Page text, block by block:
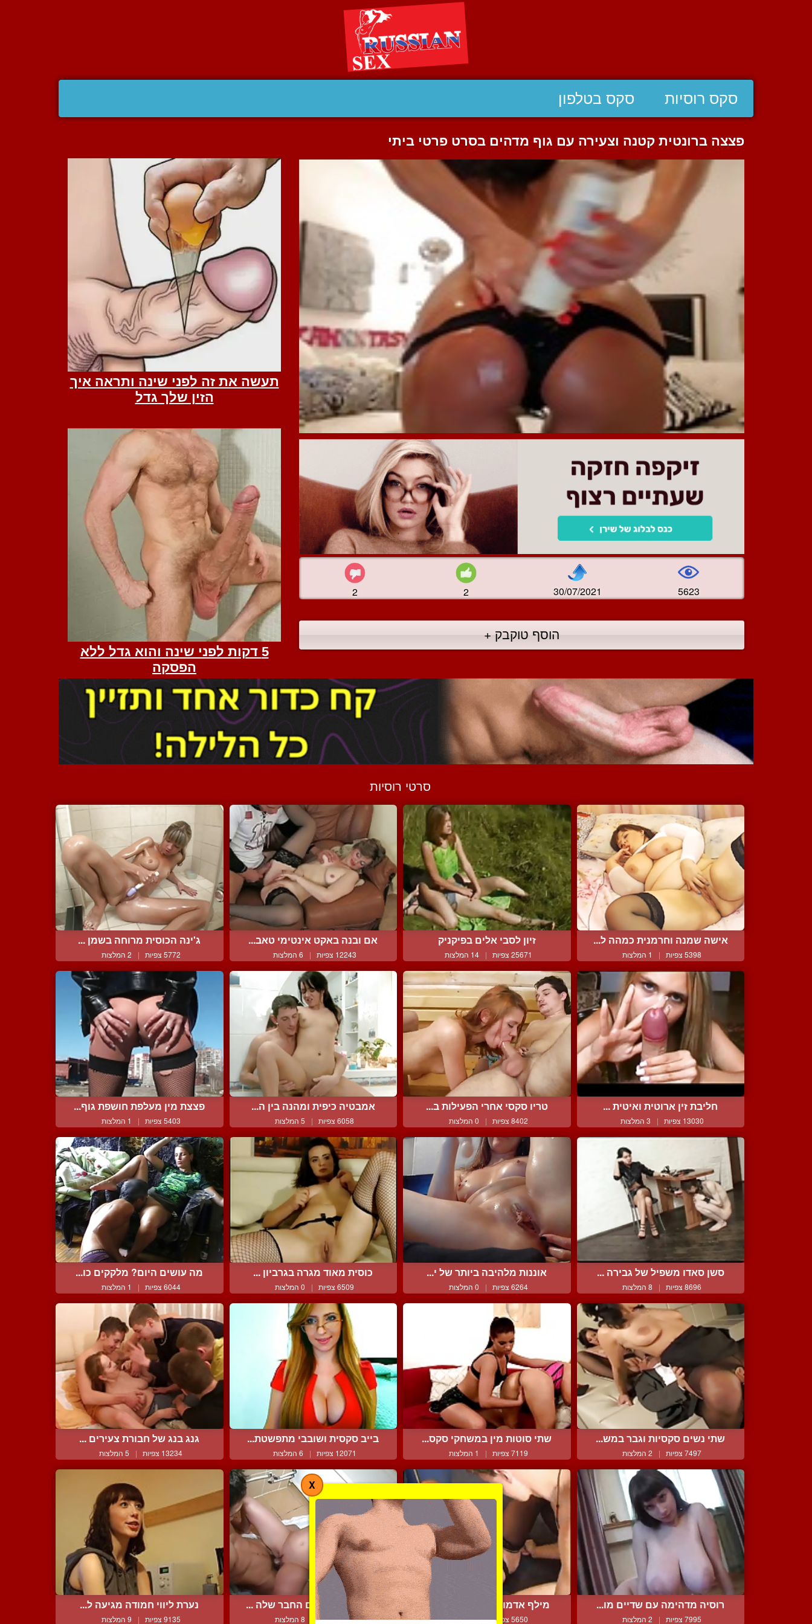
סקס רוסיות סקס בטלפון
פצצה ברונטית קטנה וצעירה עם גוף מדהים בסרט פרטי ביתי
2 2 30/07/2021 5623
הוסף טוקבק +
סרטי רוסיות
אישה שמנה וחרמנית כמהה ל...
5398 צפיות | 1 המלצות
זיון לסבי אלים בפיקניק
25671 צפיות | 14 המלצות
אם ובנה באקט אינטימי טאב...
12243 צפיות | 6 המלצות
ג'ינה הכוסית מרוחה בשמן ...
5772 צפיות | 2 המלצות
חליבת זין ארוטית ואיטית ...
13030 צפיות | 3 המלצות
טריו סקסי אחרי הפעילות ב...
8402 צפיות | 0 המלצות
אמבטיה כיפית ומהנה בין ה...
6058 צפיות | 5 המלצות
פצצת מין מעלפת חושפת גוף...
5403 צפיות | 1 המלצות
סשן סאדו משפיל של גבירה ...
8696 צפיות | 8 המלצות
אוננות מלהיבה ביותר של י...
6264 צפיות | 0 המלצות
כוסית מאוד מגרה בגרביון ...
6509 צפיות | 0 המלצות
מה עושים היום? מלקקים כו...
6044 צפיות | 1 המלצות
שתי נשים סקסיות וגבר במש...
7497 צפיות | 2 המלצות
שתי סוטות מין במשחקי סקס...
7119 צפיות | 1 המלצות
בייב סקסית ושובבי מתפשטת...
12071 צפיות | 6 המלצות
גנג בנג של חבורת צעירים ...
13234 צפיות | 5 המלצות
רוסיה מדהימה עם שדיים מו...
7995 צפיות | 2 המלצות
מילף אדמונית וסקסית עם ל...
5650 צפיות | 3 המלצות
בחורה שוכבת עם החבר שלה ...
8484 צפיות | 8 המלצות
נערת ליווי חמודה מגיעה ל...
9135 צפיות | 9 המלצות
X